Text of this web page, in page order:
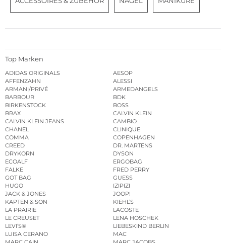
Top Marken
ADIDAS ORIGINALS
AESOP
AFFENZAHN
ALESSI
ARMANI/PRIVÉ
ARMEDANGELS
BARBOUR
BDK
BIRKENSTOCK
BOSS
BRAX
CALVIN KLEIN
CALVIN KLEIN JEANS
CAMBIO
CHANEL
CLINIQUE
COMMA
COPENHAGEN
CREED
DR. MARTENS
DRYKORN
DYSON
ECOALF
ERGOBAG
FALKE
FRED PERRY
GOT BAG
GUESS
HUGO
IZIPIZI
JACK & JONES
JOOP!
KAPTEN & SON
KIEHL’S
LA PRAIRIE
LACOSTE
LE CREUSET
LENA HOSCHEK
LEVI’S®
LIEBESKIND BERLIN
LUISA CERANO
MAC